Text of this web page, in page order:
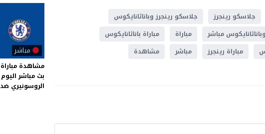
جلاسكو رينجرز
جلاسكو رينجرز وباناثانايكوس
مباشر مباراة
مباراة باناثانايكوس
مباراة رينجرز مباشر مشاهدة مباشر
مشاهدة مباراة
بث مباشر اليوم
الروسونيري ضد